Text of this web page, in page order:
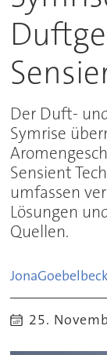
Der Duft-
Symrise
Sensient
umfassen
Lösungen
Quellen.
Jona
25.